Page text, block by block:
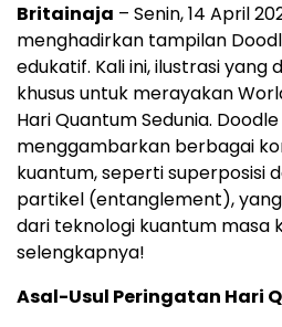
Britainaja – Senin, 14 April
menghadirkan tampilan
edukatif. Kali ini, ilustrasi
khusus untuk merayakan
Hari Quantum Sedunia.
menggambarkan berbagai
kuantum, seperti superposisi
partikel (entanglement),
dari teknologi kuantum masa
selengkapnya!
Asal-Usul Peringatan Hari